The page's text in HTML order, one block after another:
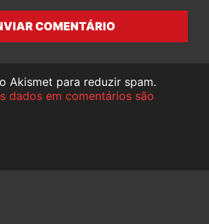
COMENTÁRIO
Akismet para reduzir spam.
dados em comentários são